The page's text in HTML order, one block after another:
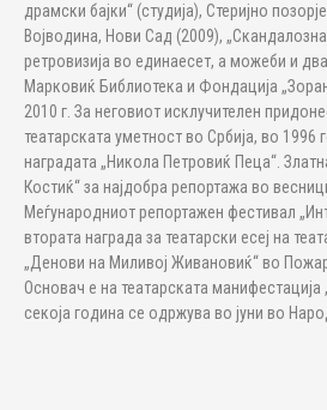
драмски бајки“ (студија), Стеријно
Војводина, Нови Сад (2009),
ретровизија во единаесет, а можеби и
Марковиќ Библиотека и Фондација
2010 г. За неговиот исклучителен
театарската уметност во Србија, во 1996
наградата „Никола Петровиќ Пеца“.
Костиќ“ за најдобра репортажа во
Меѓународниот репортажен фестивал
втората награда за театарски есеј на
„Денови на Миливој Живановиќ“ во
Основач е на театарската манифестација
секоја година се одржува во јуни во